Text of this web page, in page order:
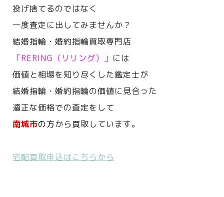
投げ捨てるのではなく
一度査定に出してみませんか？
結婚指輪・婚約指輪買取専門店
「RERING（リリング）」 には
価値と相場を知り尽くした鑑定士が
結婚指輪・婚約指輪の価値に見合った
適正な価格での査定をして
南城市の方から買取しています。
宅配買取申込はこちらから